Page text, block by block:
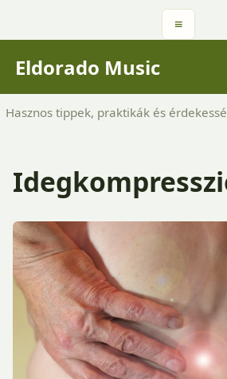
≡
Eldorado Music
Hasznos tippek, praktikák és